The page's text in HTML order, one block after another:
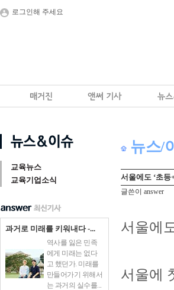
로그인해 주세요
교육뉴스
교육기업소식
과거로 미래를 키워내다 -...
역사를 잃은 민족
에게 미래는 없다
고 했던가. 미래를
만들어가기 위해서
는 과거의 실수를...
뉴스/
서울에도 ‘초등
글쓴이 answer
서울에
서울에